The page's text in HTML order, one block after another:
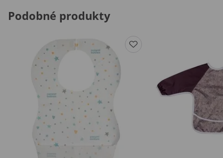
Podobné produkty